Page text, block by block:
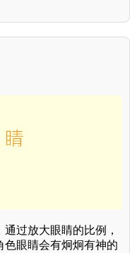
过放大眼睛的比例，
色眼睛会有炯炯有神的